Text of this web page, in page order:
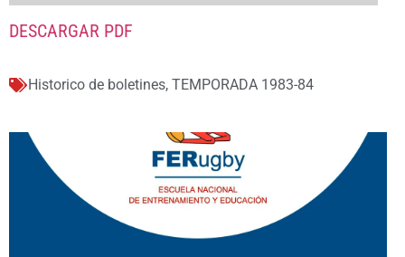
DESCARGAR PDF
Historico de boletines, TEMPORADA 1983-84